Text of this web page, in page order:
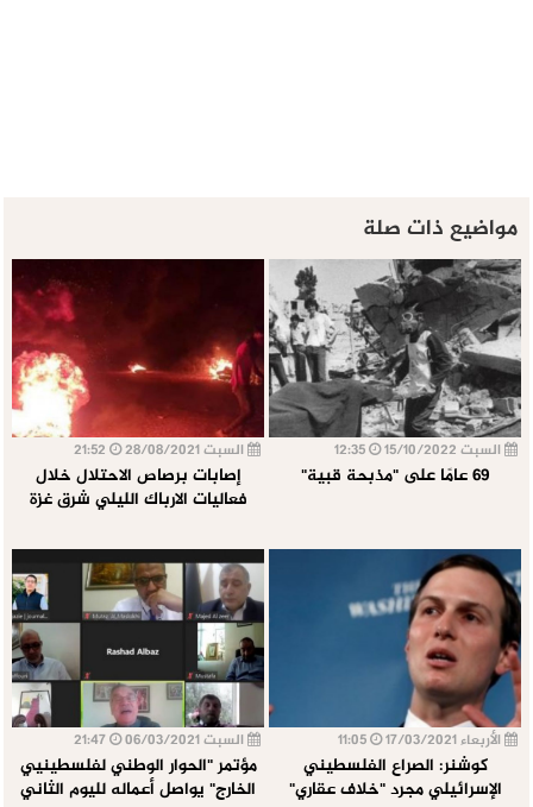
مواضيع ذات صلة
السبت 15/10/2022
69 عامًا على "مذبحة قبية"
السبت 28/08/2021
إصابات برصاص الاحتلال خلال
فعاليات الارباك الليلي شرق غزة
الأربعاء 17/03/2021
كوشنر: الصراع الفلسطيني
الإسرائيلي مجرد "خلاف عقاري"
السبت 06/03/2021
مؤتمر "الحوار الوطني لفلسطينيي
الخارج" يواصل أعماله لليوم الثاني